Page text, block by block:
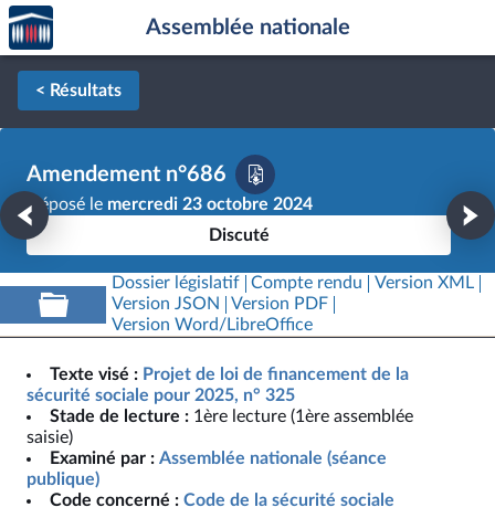
Aller au contenu
Aller en bas de la page
Accèder
à la
page
d'accueil
Assemblée nationale
< Résultats
Amendement n°686
Déposé le mercredi 23 octobre 2024
Discuté
Dossier législatif Compte rendu
Version XML
Version JSON
Version PDF
Version Word/LibreOffice
Texte visé : Projet de loi de financement de la
sécurité sociale pour 2025, n° 325
Stade de lecture : 1ère lecture (1ère assemblée
saisie)
Examiné par : Assemblée nationale (séance
publique)
Code concerné : Code de la sécurité sociale